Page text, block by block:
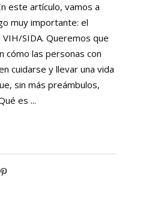
este artículo, vamos a
muy importante: el
SIDA. Queremos que
cómo las personas con
cuidarse y llevar una vida
sin más preámbulos,
es